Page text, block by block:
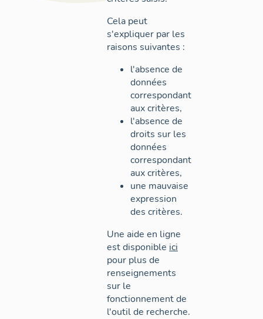
Cela peut
s'expliquer par les
raisons suivantes :
l'absence de
données
correspondant
aux critères,
l'absence de
droits sur les
données
correspondant
aux critères,
une mauvaise
expression
des critères.
Une aide en ligne
est disponible ici
pour plus de
renseignements
sur le
fonctionnement de
l'outil de recherche.